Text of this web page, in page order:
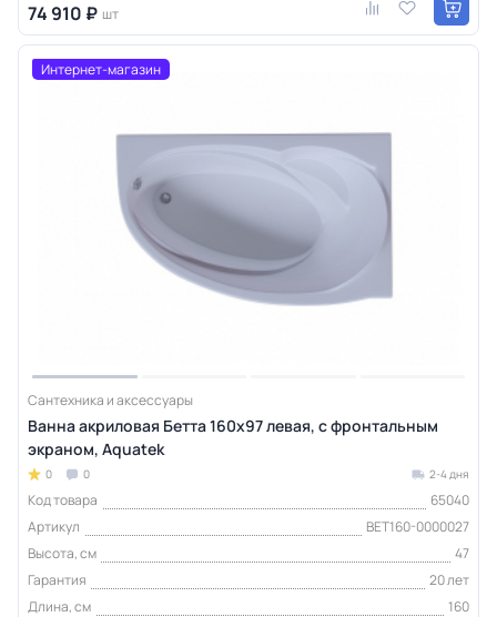
74 910 ₽ шт
Интернет-магазин
Сантехника и аксессуары
Ванна акриловая Бетта 160х97 левая, с фронтальным
экраном, Aquatek
0 0 2-4 дня
Код товара
65040
Артикул
BET160-0000027
Высота, см
47
Гарантия
20 лет
Длина, см
160